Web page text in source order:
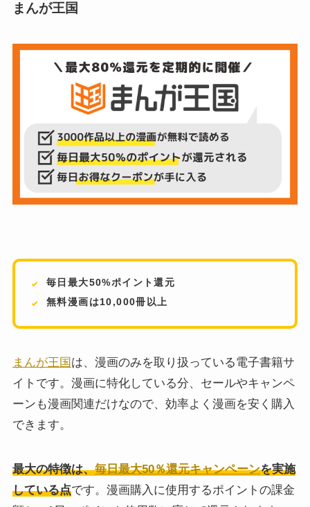
まんが王国
毎日最大50%ポイント還元
無料漫画は10,000冊以上
まんが王国 は、漫画のみを取り扱っている電子書籍サ
イトです。漫画に特化している分、セールやキャンペ
ーンも漫画関連だけなので、効率よく漫画を安く購入
できます。
最大の特徴は、毎日最大50％還元キャンペーンを実施
している点です。漫画購入に使用するポイントの課金